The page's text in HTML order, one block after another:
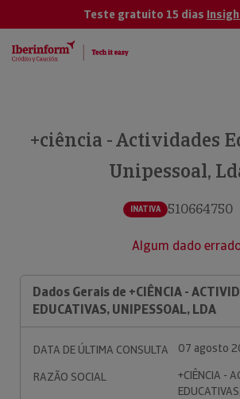
Teste gratuito 15 dias
+ciência - Actividades
Unipessoal,
INATIVA 510664750
Algum dado
Dados Gerais de +CIÊNCIA -
EDUCATIVAS, UNIPESSOAL, LDA
DATA DE ÚLTIMA CONSULTA
07 agosto
RAZÃO SOCIAL
+CIÊNCIA -